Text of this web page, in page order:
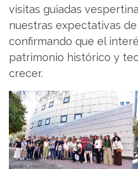
visitas guiadas
nuestras expectativas
confirmando que el
patrimonio histórico y
crecer.